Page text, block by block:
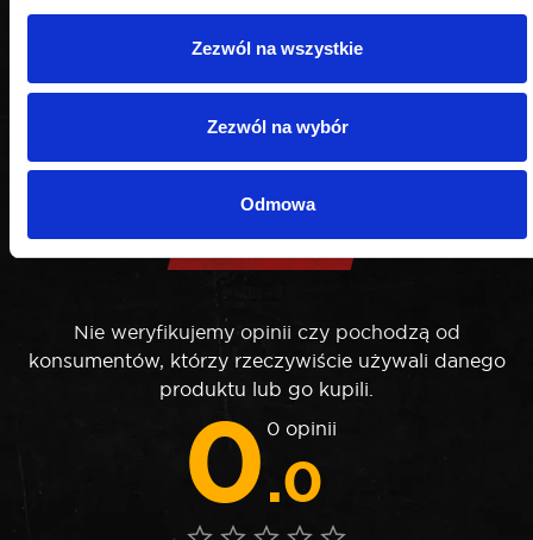
Zezwól na wszystkie
Zezwól na wybór
Odmowa
OPINIE
Nie weryfikujemy opinii czy pochodzą od
konsumentów, którzy rzeczywiście używali danego
produktu lub go kupili.
0.0
0 opinii